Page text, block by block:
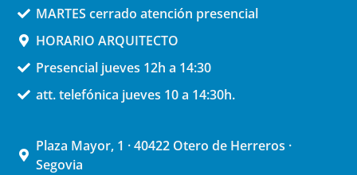
MARTES cerrado atención presencial
HORARIO ARQUITECTO
Presencial jueves 12h a 14:30
att. telefónica jueves 10 a 14:30h.
Plaza Mayor, 1 · 40422 Otero de Herreros ·
Segovia